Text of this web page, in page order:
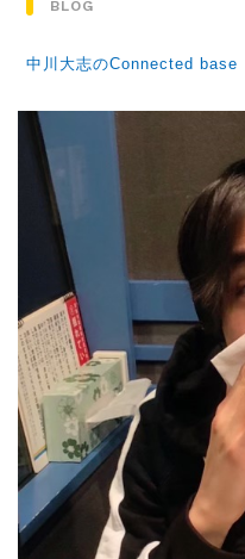
BLOG
中川大志のConnected base